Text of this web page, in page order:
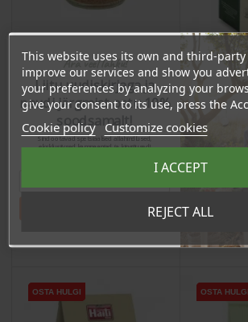
Decaffeinated Instant
Coffee, 100g
Price
20,90 €
500g
Log in to
OSTA HULGI
OSTA HULGI
OSTA HULGI OSTA HULGI
OSTA HULGI
OSTA HULGI
This website uses its own and third-party
improve our services and show you
your preferences by analyzing your
give your consent to its use, press the
Cookie policy Customize cookies
REJECT ALL
I ACCEPT
Ära veel lahku!
Liitu uudiskirjaga ja
naudi järgmist ostu 10%
soodsamalt!
Sind ootavad spetsiaalsed allahindlused,
eksklusiivsed kampaaniad ja kingitused!